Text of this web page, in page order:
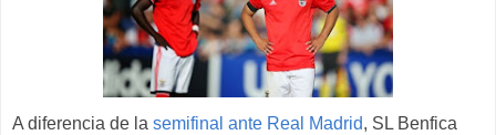
A diferencia de la semifinal ante Real Madrid, SL Benfica